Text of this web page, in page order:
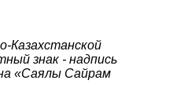
Казахстанской
знак - надпись
«Саялы Сайрам